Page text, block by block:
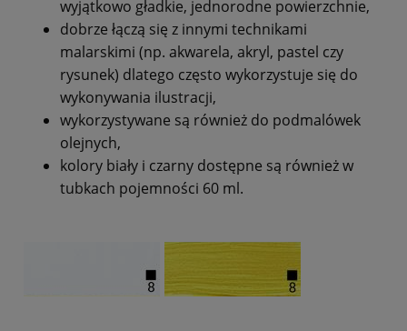
wyjątkowo gładkie, jednorodne powierzchnie,
dobrze łączą się z innymi technikami
malarskimi (np. akwarela, akryl, pastel czy
rysunek) dlatego często wykorzystuje się do
wykonywania ilustracji,
wykorzystywane są również do podmalówek
olejnych,
kolory biały i czarny dostępne są również w
tubkach pojemności 60 ml.